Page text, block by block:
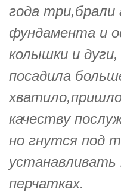
года три,брали
фундамента и
колышки и
посадила
качеству
но гнутся под
устанавливать
перчатках.